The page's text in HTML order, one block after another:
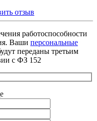
отзыв
работоспособности
Ваши персональные
переданы третьим
с ФЗ 152